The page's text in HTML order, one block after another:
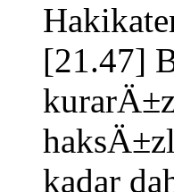
[21.47]
kadar